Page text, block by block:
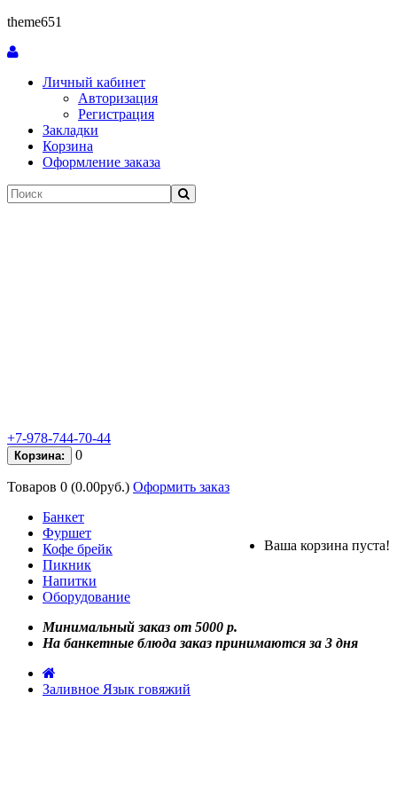
theme651
Личный кабинет
Авторизация
Регистрация
Закладки
Корзина
Оформление заказа
+7-978-744-70-44
Корзина: 0
Товаров 0 (0.00руб.) Оформить заказ
Ваша корзина пуста!
Банкет
Фуршет
Кофе брейк
Пикник
Напитки
Оборудование
Минимальный заказ от 5000 р.
На банкетные блюда заказ принимаются за 3 дня
Заливное Язык говяжий